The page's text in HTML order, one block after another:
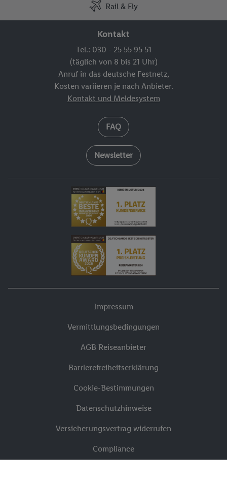
Rail & Fly
Kontakt
Tel.: 030 - 25 55 95 51
(täglich von 8 bis 21 Uhr)
Anruf in das deutsche Festnetz,
Kosten variieren je nach Anbieter.
Kontakt und Meldesystem
FAQ
Newsletter
Impressum
Vermittlungsbedingungen
AGB Reiseanbieter
Barrierefreiheitserklärung
Cookie-Bestimmungen
Datenschutzhinweise
Versicherungsvertrag widerrufen
Compliance